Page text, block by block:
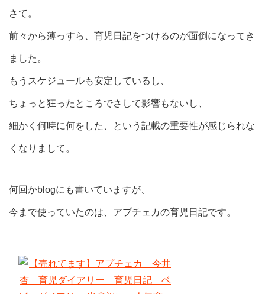
さて。
前々から薄っすら、育児日記をつけるのが面倒になってき
ました。
もうスケジュールも安定しているし、
ちょっと狂ったところでさして影響もないし、
細かく何時に何をした、という記載の重要性が感じられな
くなりまして。
何回かblogにも書いていますが、
今まで使っていたのは、アプチェカの育児日記です。